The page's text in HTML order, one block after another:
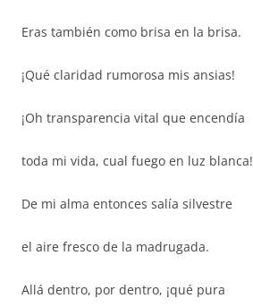
Eras también como brisa en la brisa.
¡Qué claridad rumorosa mis ansias!
¡Oh transparencia vital que encendía
toda mi vida, cual fuego en luz blanca!
De mi alma entonces salía silvestre
el aire fresco de la madrugada.
Allá dentro, por dentro, ¡qué pura